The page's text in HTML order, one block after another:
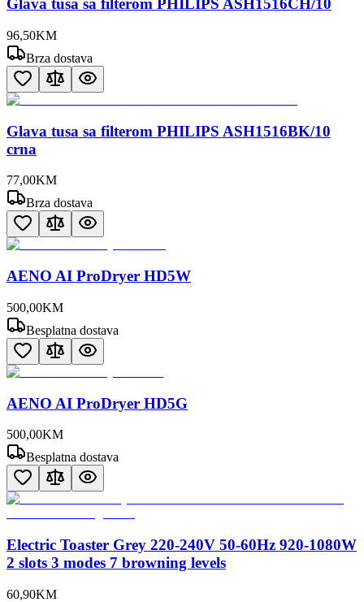
Glava tuša sa filterom PHILIPS ASH1516CH/10
96,50KM
Brza dostava
Glava tusa sa filterom PHILIPS ASH1516BK/10
crna
77,00KM
Brza dostava
AENO AI ProDryer HD5W
500,00KM
Besplatna dostava
AENO AI ProDryer HD5G
500,00KM
Besplatna dostava
Electric Toaster Grey 220-240V 50-60Hz 920-1080W
2 slots 3 modes 7 browning levels
60,90KM